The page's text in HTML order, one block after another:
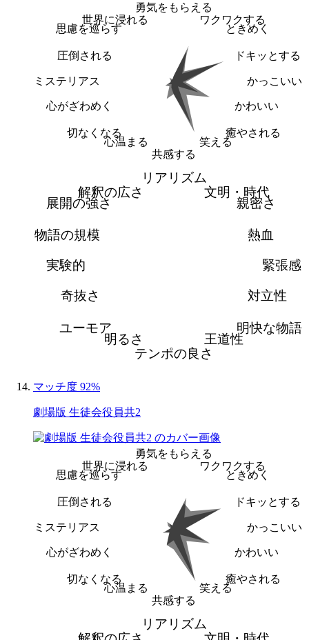
勇気をもらえる
ワクワクする
ときめく
ドキッとする
かっこいい
かわいい
癒やされる
笑える
共感する
心温まる
切なくなる
心がざわめく
ミステリアス
圧倒される
思慮を巡らす
世界に浸れる
リアリズム
文明・時代
親密さ
熱血
緊張感
対立性
明快な物語
王道性
テンポの良さ
明るさ
ユーモア
奇抜さ
実験的
物語の規模
展開の強さ
解釈の広さ
マッチ度 92%
劇場版 生徒会役員共2
勇気をもらえる
ワクワクする
ときめく
ドキッとする
かっこいい
かわいい
癒やされる
笑える
共感する
心温まる
切なくなる
心がざわめく
ミステリアス
圧倒される
思慮を巡らす
世界に浸れる
リアリズム